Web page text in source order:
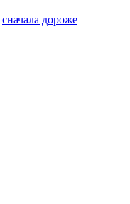
сначала дороже